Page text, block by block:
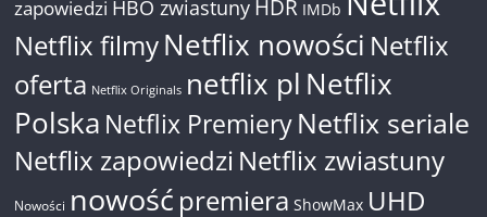
zapowiedzi HBO zwiastuny HDR IMDb
Netflix filmyNetflix nowości Netflix
oferta Netflix Originals netflix pl Netflix
Polska Netflix PremieryNetflix seriale
Netflix zapowiedzi Netflix zwiastuny
Nowości nowość premiera ShowMax UHD